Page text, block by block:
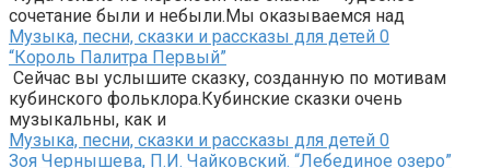
сочетание были и небыли.Мы оказываемся над
Музыка, песни, сказки и рассказы для детей 0
“Король Палитра Первый”
Сейчас вы услышите сказку, созданную по мотивам
кубинского фольклора.Кубинские сказки очень
музыкальны, как и
Музыка, песни, сказки и рассказы для детей 0
Зоя Чернышева, П.И. Чайковский. “Лебединое озеро”